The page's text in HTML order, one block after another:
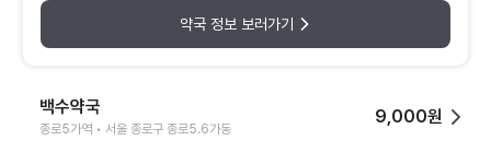
약국 정보 보러가기
백수약국
종로5가역 • 서울 종로구 종로5.6가동
9,000원